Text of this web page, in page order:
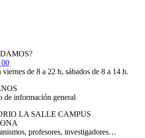
00
viernes de 8 a 22 h, sábados de 8 a 14 h.
de información general
LA SALLE CAMPUS
profesores, investigadores…